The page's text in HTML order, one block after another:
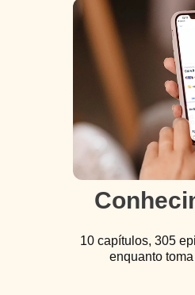
10 capítulos, 305
enquanto